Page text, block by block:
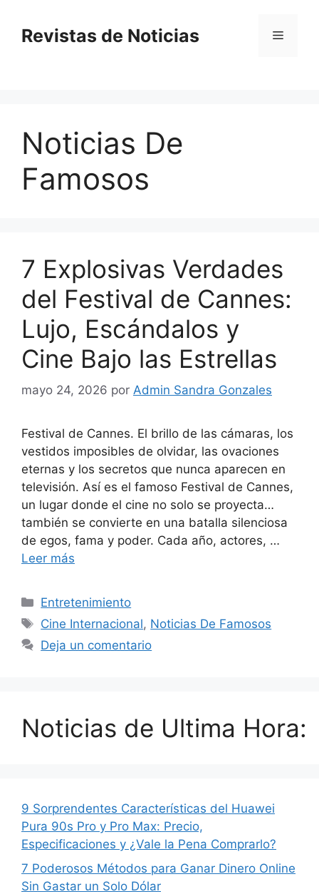
contenido
Revistas de Noticias Menú
Noticias De
Famosos
7 Explosivas Verdades
del Festival de Cannes:
Lujo, Escándalos y
Cine Bajo las Estrellas
mayo 24, 2026 por Admin Sandra Gonzales
Festival de Cannes. El brillo de las cámaras, los
vestidos imposibles de olvidar, las ovaciones
eternas y los secretos que nunca aparecen en
televisión. Así es el famoso Festival de Cannes,
un lugar donde el cine no solo se proyecta…
también se convierte en una batalla silenciosa
de egos, fama y poder. Cada año, actores, …
Leer más
Categorías
Entretenimiento
Etiquetas
Cine Internacional, Noticias De Famosos
Deja un comentario
Noticias de Ultima Hora:
9 Sorprendentes Características del Huawei
Pura 90s Pro y Pro Max: Precio,
Especificaciones y ¿Vale la Pena Comprarlo?
7 Poderosos Métodos para Ganar Dinero Online
Sin Gastar un Solo Dólar